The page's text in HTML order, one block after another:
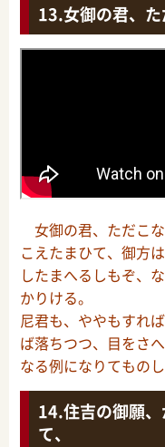
女御の君、た
女御の君、ただこ
こえたまひて、御方
したまへるしもぞ、
かりける。
尼君も、ややもすれ
ば落ちつつ、目をさ
なる例になりてものし
住吉の御願
て、